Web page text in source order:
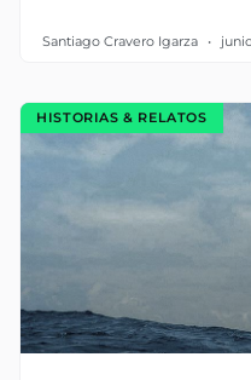
Santiago Cravero Igarza
HISTORIAS & RELATOS